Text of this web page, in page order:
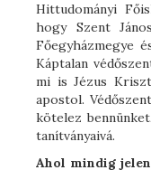
Hittudományi
hogy Szent
Főegyházmegye
Káptalan
mi is Jézus
apostol.
kötelez
tanítványaivá.
Ahol mindig